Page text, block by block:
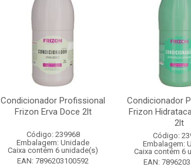
Condicionador Profissional
Frizon Erva Doce 2lt
Código: 239968
Embalagem: Unidade
Caixa contém 6 unidade(s)
EAN: 7896203100592
Condicionador
Frizon
2lt
Código:
Embalagem:
Caixa contém 6
EAN: